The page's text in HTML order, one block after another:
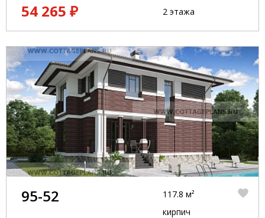
54 265 ₽
2 этажа
95-52
117.8 м²
кирпич